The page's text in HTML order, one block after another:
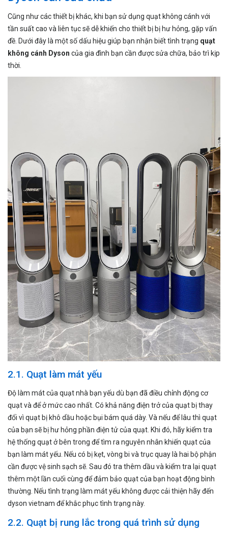
Cũng như các thiết bị khác, khi bạn sử dụng quạt không cánh với
tần suất cao và liên tục sẽ dễ khiến cho thiết bị bị hư hỏng, gặp vấn
đề. Dưới đây là một số dấu hiệu giúp bạn nhận biết tình trạng quạt
không cánh Dyson của gia đình bạn cần được sửa chữa, bảo trì kịp
thời.
2.1. Quạt làm mát yếu
Độ làm mát của quạt nhà bạn yếu dù bạn đã điều chỉnh động cơ
quạt và để ở mức cao nhất. Có khả năng điện trở của quạt bị thay
đổi vì quạt bị khô dầu hoặc bụi bám quá dày. Và nếu để lâu thì quạt
của bạn sẽ bị hư hỏng phần điện tử của quạt. Khi đó, hãy kiểm tra
hệ thống quạt ở bên trong để tìm ra nguyên nhân khiến quạt của
bạn làm mát yếu. Nếu có bị kẹt, vòng bi và trục quay là hai bộ phận
cần được vệ sinh sạch sẽ. Sau đó tra thêm dầu và kiểm tra lại quạt
thêm một lần cuối cùng để đảm bảo quạt của bạn hoạt động bình
thường. Nếu tình trạng làm mát yếu không được cải thiện hãy đến
dyson vietnam để khắc phục tình trạng này.
2.2. Quạt bị rung lắc trong quá trình sử dụng